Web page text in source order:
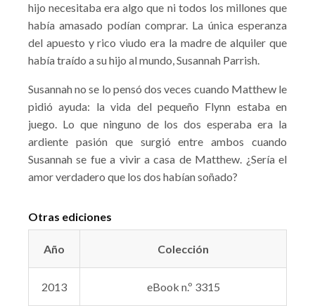
hijo necesitaba era algo que ni todos los millones que
había amasado podían comprar. La única esperanza
del apuesto y rico viudo era la madre de alquiler que
había traído a su hijo al mundo, Susannah Parrish.
Susannah no se lo pensó dos veces cuando Matthew le
pidió ayuda: la vida del pequeño Flynn estaba en
juego. Lo que ninguno de los dos esperaba era la
ardiente pasión que surgió entre ambos cuando
Susannah se fue a vivir a casa de Matthew. ¿Sería el
amor verdadero que los dos habían soñado?
Otras ediciones
Año Colección
2013 eBook n.º 3315